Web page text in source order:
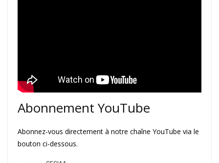
Abonnement YouTube
Abonnez-vous directement à notre chaîne YouTube via le
bouton ci-dessous.